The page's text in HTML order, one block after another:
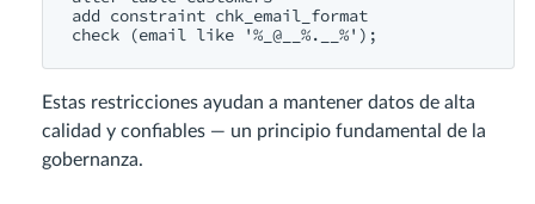
add constraint chk_email_format
Estas restricciones ayudan a mantener datos de alta
calidad y confiables — un principio fundamental de la
gobernanza.